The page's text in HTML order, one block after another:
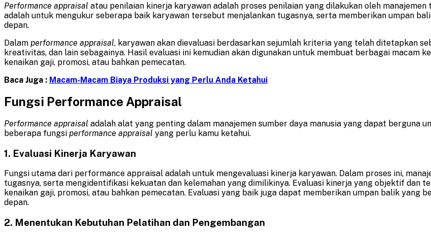
Performance appraisal atau penilaian kinerja karyawan adalah proses penilaian yang dilakukan oleh
adalah untuk mengukur seberapa baik karyawan tersebut menjalankan tugasnya, serta memberikan umpan
depan.
Dalam performance appraisal, karyawan akan dievaluasi berdasarkan sejumlah kriteria yang telah ditetapkan
kreativitas, dan lain sebagainya. Hasil evaluasi ini kemudian akan digunakan untuk membuat berbagai macam
kenaikan gaji, promosi, atau bahkan pemecatan.
Baca Juga : Macam-Macam Biaya Produksi yang Perlu Anda Ketahui
Fungsi Performance Appraisal
Performance appraisal adalah alat yang penting dalam manajemen sumber daya manusia yang dapat berguna
beberapa fungsi performance appraisal yang perlu kamu ketahui.
1. Evaluasi Kinerja Karyawan
Fungsi utama dari performance appraisal adalah untuk mengevaluasi kinerja karyawan. Dalam proses ini,
tugasnya, serta mengidentifikasi kekuatan dan kelemahan yang dimilikinya. Evaluasi kinerja yang objektif dan
kenaikan gaji, promosi, atau bahkan pemecatan. Evaluasi yang baik juga dapat memberikan umpan balik yang
depan.
2. Menentukan Kebutuhan Pelatihan dan Pengembangan